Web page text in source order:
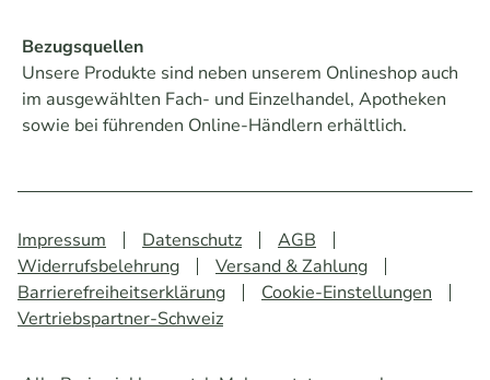
Bezugsquellen
Unsere Produkte sind neben unserem Onlineshop auch
im ausgewählten Fach- und Einzelhandel, Apotheken
sowie bei führenden Online-Händlern erhältlich.
Impressum Datenschutz
AGB
Widerrufsbelehrung
Versand & Zahlung
Barrierefreiheitserklärung
Cookie-Einstellungen
Vertriebspartner-Schweiz